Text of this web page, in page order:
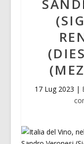
17 Lug 2023 |